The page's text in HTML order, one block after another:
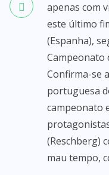
apenas com
este último
(Espanha),
Campeonato
Confirma-se
portuguesa
campeonato
(Reschberg)
mau tempo,